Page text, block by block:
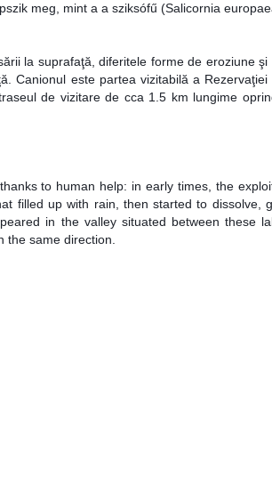
meg, mint a a sziksófű (Salicornia
la suprafaţă, diferitele forme de eroziune şi
Canionul este partea vizitabilă a Rezervaţiei
de vizitare de cca 1.5 km lungime
to human help: in early times, the
filled up with rain, then started to dissolve,
in the valley situated between these
the same direction.